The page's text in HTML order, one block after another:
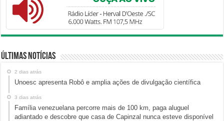
Últimas Notícias
2 dias atrás
Unoesc apresenta Robô e amplia ações de divulgação científica
3 dias atrás
Família venezuelana percorre mais de 100 km, paga aluguel
adiantado e descobre que casa de Capinzal nunca esteve disponível